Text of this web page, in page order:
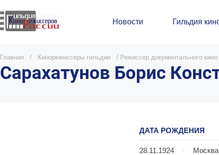
Новости Гильдия
Главная / Кинорежиссеры гильдии / Режиссер документального кино
Сарахатунов Борис
ДАТА РОЖДЕНИЯ
28.11.1924 / Москва